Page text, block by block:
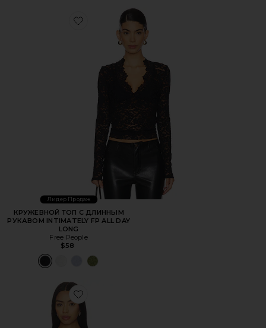
Favorite КРУЖЕВНОЙ ТОП С ДЛИННЫМ РУКАВОМ
Лидер Продаж
КРУЖЕВНОЙ ТОП С ДЛИННЫМ
РУКАВОМ INTIMATELY FP ALL DAY
LONG
Free People
$58
Favorite ФУТБОЛКА BLOOM SHORT SLEEVE